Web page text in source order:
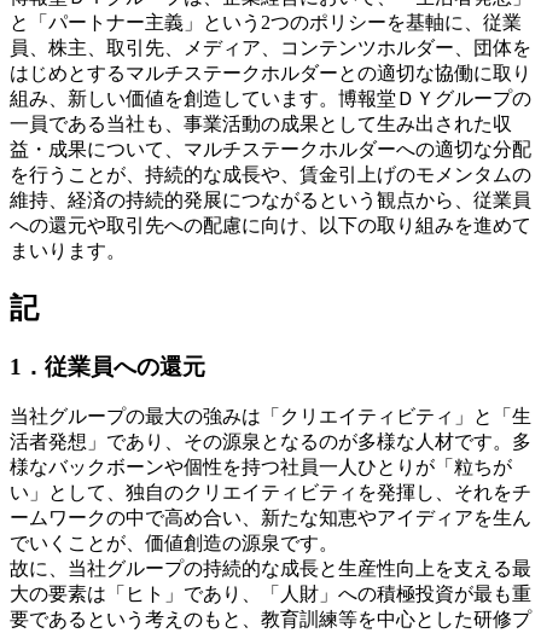
と「パートナー主義」という2つのポリシーを基軸に、従業
員、株主、取引先、メディア、コンテンツホルダー、団体を
はじめとするマルチステークホルダーとの適切な協働に取り
組み、新しい価値を創造しています。博報堂ＤＹグループの
一員である当社も、事業活動の成果として生み出された収
益・成果について、マルチステークホルダーへの適切な分配
を行うことが、持続的な成長や、賃金引上げのモメンタムの
維持、経済の持続的発展につながるという観点から、従業員
への還元や取引先への配慮に向け、以下の取り組みを進めて
まいります。
記
1．従業員への還元
当社グループの最大の強みは「クリエイティビティ」と「生
活者発想」であり、その源泉となるのが多様な人材です。多
様なバックボーンや個性を持つ社員一人ひとりが「粒ちが
い」として、独自のクリエイティビティを発揮し、それをチ
ームワークの中で高め合い、新たな知恵やアイディアを生ん
でいくことが、価値創造の源泉です。
故に、当社グループの持続的な成長と生産性向上を支える最
大の要素は「ヒト」であり、「人財」への積極投資が最も重
要であるという考えのもと、教育訓練等を中心とした研修プ